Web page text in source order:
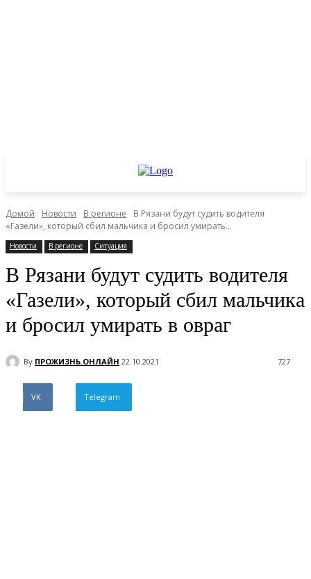
Домой Новости В регионе
В Рязани будут судить водителя
«Газели», который сбил мальчика и бросил умирать...
Новости В регионе Ситуация
В Рязани будут судить водителя
«Газели», который сбил мальчика
и бросил умирать в овраг
By ПРОЖИЗНЬ.ОНЛАЙН 22.10.2021 727
VK Telegram